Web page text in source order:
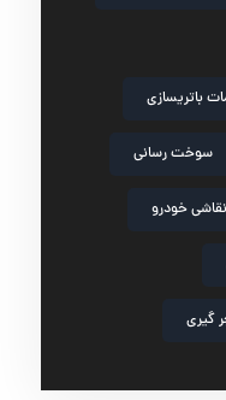
باتریسازی
سوخت رسانی
خودرو
گیری